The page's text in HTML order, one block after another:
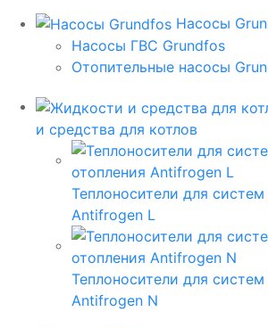
Насосы
Насосы ГВС Grundfos
Отопительные насосы
и средства для котлов
Теплоносители для систем
Antifrogen L
Теплоносители для систем
Antifrogen N